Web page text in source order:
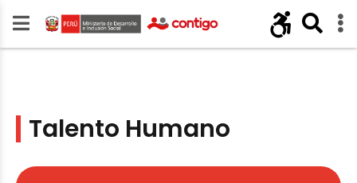
Talento Humano